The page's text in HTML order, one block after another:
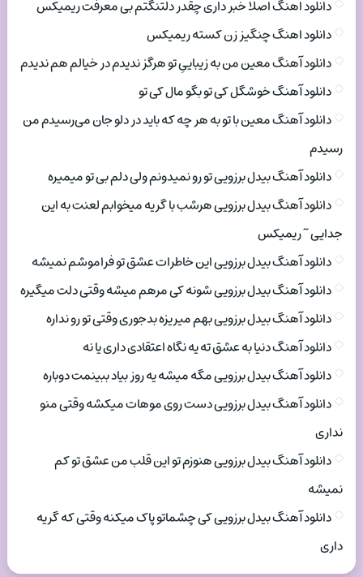
دانلود اهنگ اصلا خبر داری چقدر دلتنگتم بی معرفت ریمیکس
دانلود اهنگ چنگیز زن کسته ریمیکس
دانلود آهنگ معین من به زیباییِ تو هرگز ندیدم در خیالم هم ندیدم
دانلود آهنگ خوشگل کی تو بگو مال کی تو
دانلود آهنگ معین با تو به هر چه که باید در دلو جان می‌رسیدم من
رسیدم
دانلود آهنگ بیدل برزویی تو رو نمیدونم ولی دلم بی تو میمیره
دانلود آهنگ بیدل برزویی هرشب با گریه میخوابم لعنت به این
جدایی ~ ریمیکس
دانلود آهنگ بیدل برزویی این خاطرات عشق تو فراموشم نمیشه
دانلود آهنگ بیدل برزویی شونه کی مرهم میشه وقتی دلت میگیره
دانلود آهنگ بیدل برزویی بهم میریزه بدجوری وقتی تو رو نداره
دانلود آهنگ دنیا به عشق ته یه نگاه اعتقادی داری یا نه
دانلود آهنگ بیدل برزویی مگه میشه یه روز بیاد ببینمت دوباره
دانلود آهنگ بیدل برزویی دست روی موهات میکشه وقتی منو
نداری
دانلود آهنگ بیدل برزویی هنوزم تو این قلب من عشق تو کم
نمیشه
دانلود آهنگ بیدل برزویی کی چشماتو پاک میکنه وقتی که گریه
داری